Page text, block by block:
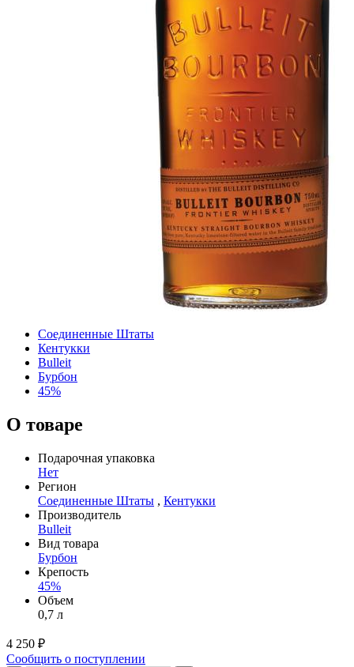
Соединенные Штаты
Кентукки
Bulleit
Бурбон
45%
О товаре
Подарочная упаковка
Нет
Регион
Соединенные Штаты , Кентукки
Производитель
Bulleit
Вид товара
Бурбон
Крепость
45%
Объем
0,7 л
4 250 ₽
Сообщить о поступлении